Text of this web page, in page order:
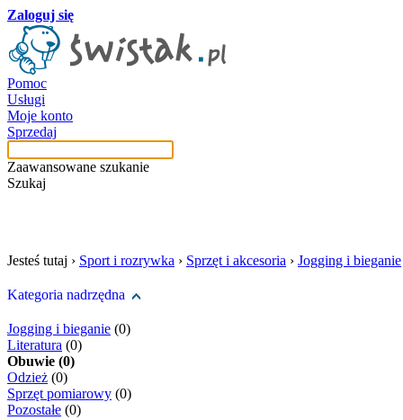
Zaloguj się
Pomoc
Usługi
Moje konto
Sprzedaj
Zaawansowane szukanie
Szukaj
Jesteś tutaj › Sport i rozrywka › Sprzęt i akcesoria › Jogging i bieganie
Kategoria nadrzędna
Jogging i bieganie (0)
Literatura (0)
Obuwie (0)
Odzież (0)
Sprzęt pomiarowy (0)
Pozostałe (0)